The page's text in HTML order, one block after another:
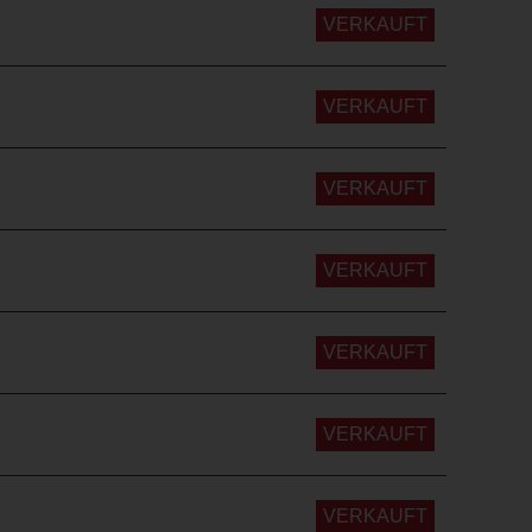
VERKAUFT
VERKAUFT
VERKAUFT
VERKAUFT
VERKAUFT
VERKAUFT
VERKAUFT